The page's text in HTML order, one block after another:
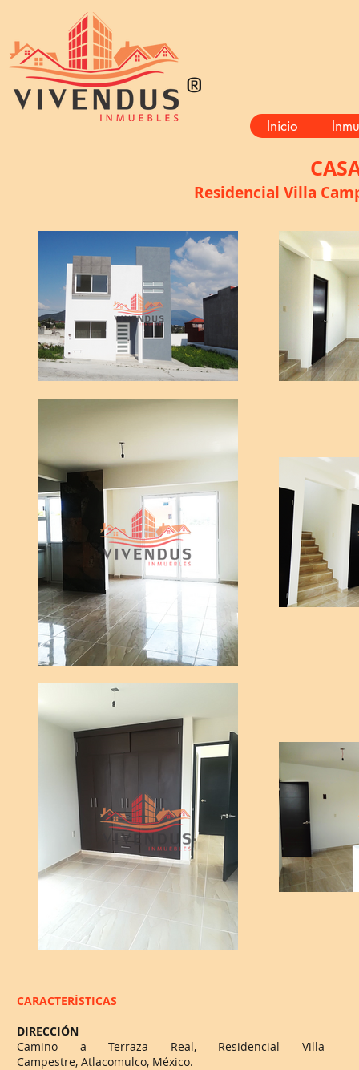
®
Inicio
Residencial Villa
CARACTERÍSTICAS
DIRECCIÓN
Camino a Terraza Real, Residencial Villa
Campestre, Atlacomulco, México.